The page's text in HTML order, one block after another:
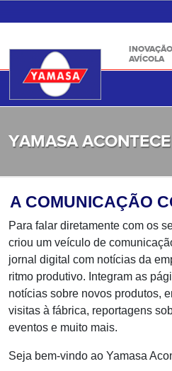
AVÍCOLA
YAMASA ACONTECE
A COMUNICAÇÃO
Para falar diretamente com os
criou um veículo de
jornal digital com notícias da
ritmo produtivo. Integram as
notícias sobre novos produtos,
visitas à fábrica, reportagens
eventos e muito mais.
Seja bem-vindo ao Yamasa